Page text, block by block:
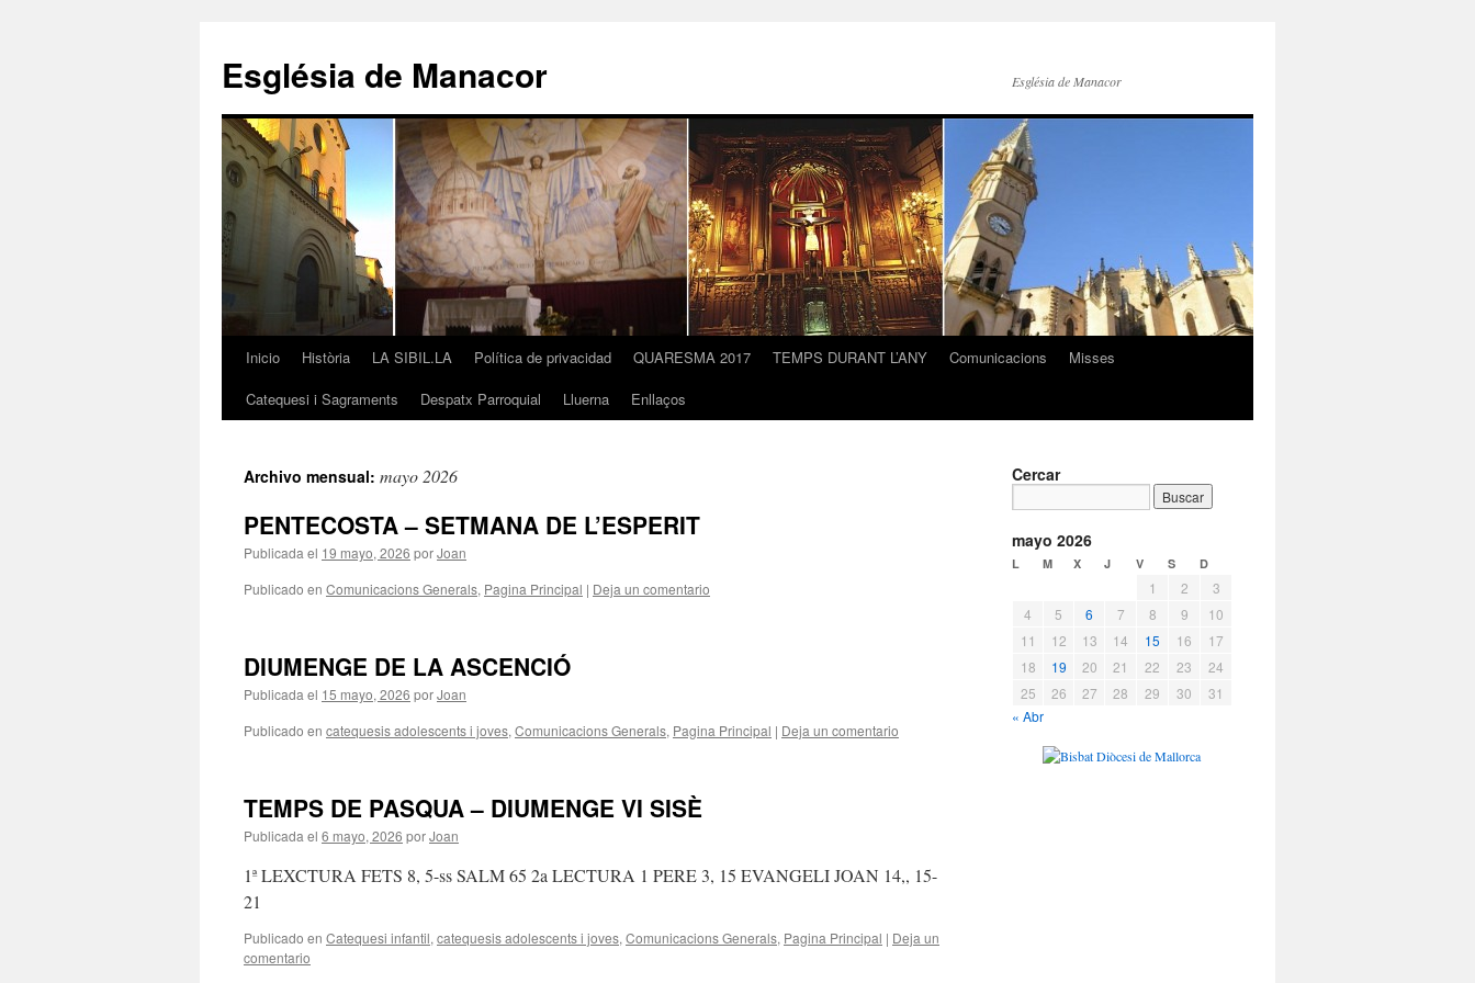
contenido
Església de Manacor Església de Manacor
Inicio Història LA SIBIL.LA Política de privacidad QUARESMA 2017 TEMPS DURANT L’ANY Comunicacions
Misses
Catequesi i Sagraments
Despatx Parroquial Lluerna Enllaços
Archivo mensual: mayo 2026
PENTECOSTA – SETMANA DE L’ESPERIT
Publicada el 19 mayo, 2026 porJoan
Publicado en Comunicacions Generals, Pagina Principal | Deja un comentario
DIUMENGE DE LA ASCENCIÓ
Publicada el 15 mayo, 2026 porJoan
Publicado en catequesis adolescents i joves, Comunicacions Generals, Pagina Principal | Deja un comentario
TEMPS DE PASQUA – DIUMENGE VI SISÈ
Publicada el 6 mayo, 2026 porJoan
1ª LEXCTURA FETS 8, 5-ss SALM 65 2a LECTURA 1 PERE 3, 15 EVANGELI JOAN 14,, 15-
21
Publicado en Catequesi infantil, catequesis adolescents i joves, Comunicacions Generals, Pagina Principal | Deja un
comentario
Cercar
mayo 2026
L M X J V S D
1 2
3
4
5 6 7 8 9
10
11
12 13 14 15 16
17
18
19 20 21 22 23
24
25
26 27 28 29 30
31
« Abr